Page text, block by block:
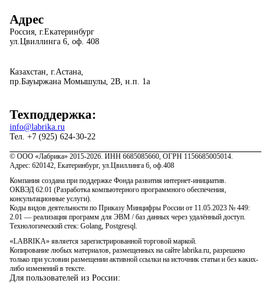
Адрес
Россия, г.Екатеринбург
ул.Цвиллинга 6, оф. 408
Казахстан, г.Астана,
пр.Бауыржана Момышулы, 2В, н.п. 1а
Техподдержка:
info@labrika.ru
Тел. +7 (925) 624-30-22
© ООО «Лабрика» 2015-2026. ИНН 6685085660, ОГРН 1156685005014.
Адрес: 620142, Екатеринбург, ул.Цвиллинга 6, оф.408
Компания создана при поддержке Фонда развития интернет-инициатив.
ОКВЭД 62.01 (Разработка компьютерного программного обеспечения,
консультационные услуги).
Коды видов деятельности по Приказу Минцифры России от 11.05.2023 № 449:
2.01 — реализация программ для ЭВМ / баз данных через удалённый доступ.
Технологический стек: Golang, Postgresql.
«LABRIKA» является зарегистрированной торговой маркой.
Копирование любых материалов, размещенных на сайте labrika.ru, разрешено
только при условии размещении активной ссылки на источник статьи и без каких-
либо изменений в тексте.
Для пользователей из России: